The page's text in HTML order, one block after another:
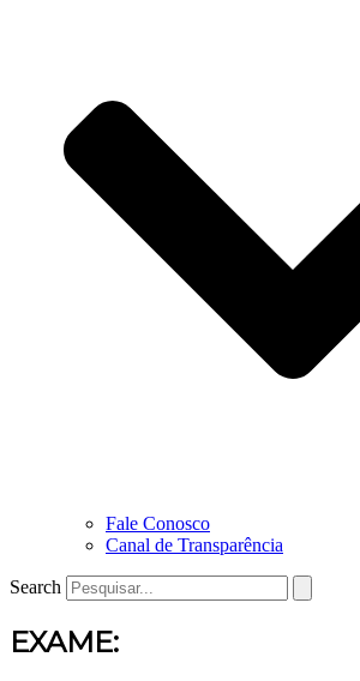
Fale Conosco
Canal de Transparência
Search
EXAME: